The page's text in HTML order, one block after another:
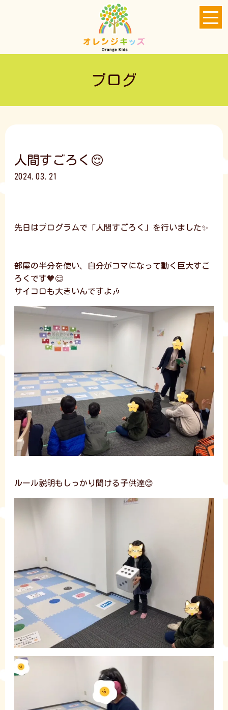
ブログ
人間すごろく😌
2024.03.21
先日はプログラムで「人間すごろく」を行いました✨
部屋の半分を使い、自分がコマになって動く巨大すご
ろくです🧡😊
サイコロも大きいんですよ🎶
ルール説明もしっかり聞ける子供達😊